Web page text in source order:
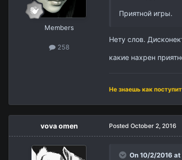
Members
258
Приятной игры.
Нету слов.
какие нахрен
Не знаешь как
vova omen Posted October 2, 2016
On 10/2/2016 at